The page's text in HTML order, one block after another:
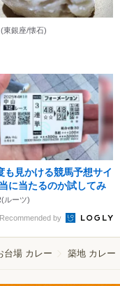
(東銀座/懐石)
も見かける競馬予想サイ
に当たるのか試してみ
ルーツ)
Recommended by
台場 カレー 築地 カレー